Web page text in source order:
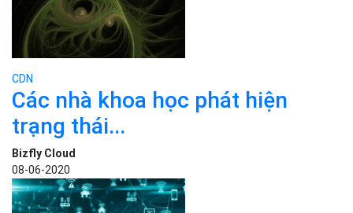
CDN
Các nhà khoa học phát hiện
trạng thái...
Bizfly Cloud
08-06-2020